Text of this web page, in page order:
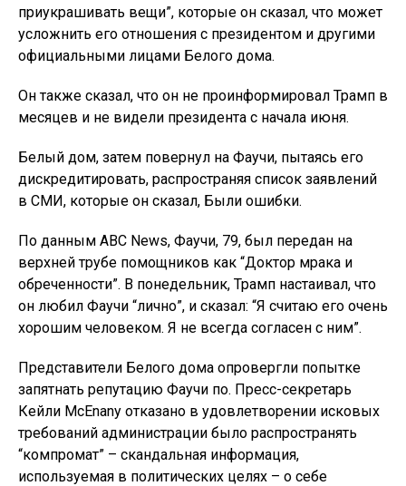
приукрашивать вещи”, которые он сказал, что может
усложнить его отношения с президентом и другими
официальными лицами Белого дома.
Он также сказал, что он не проинформировал Трамп в
месяцев и не видели президента с начала июня.
Белый дом, затем повернул на Фаучи, пытаясь его
дискредитировать, распространяя список заявлений
в СМИ, которые он сказал, Были ошибки.
По данным АВС News, Фаучи, 79, был передан на
верхней трубе помощников как “Доктор мрака и
обреченности”. В понедельник, Трамп настаивал, что
он любил Фаучи “лично”, и сказал: “Я считаю его очень
хорошим человеком. Я не всегда согласен с ним”.
Представители Белого дома опровергли попытке
запятнать репутацию Фаучи по. Пресс-секретарь
Кейли McEnany отказано в удовлетворении исковых
требований администрации было распространять
“компромат” – скандальная информация,
используемая в политических целях – о себе